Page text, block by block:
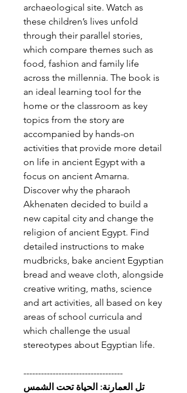
archaeological site. Watch as
these children’s lives unfold
through their parallel stories,
which compare themes such as
food, fashion and family life
across the millennia. The book is
an ideal learning tool for the
home or the classroom as key
topics from the story are
accompanied by hands-on
activities that provide more detail
on life in ancient Egypt with a
focus on ancient Amarna.
Discover why the pharaoh
Akhenaten decided to build a
new capital city and change the
religion of ancient Egypt. Find
detailed instructions to make
mudbricks, bake ancient Egyptian
bread and weave cloth, alongside
creative writing, maths, science
and art activities, all based on key
areas of school curricula and
which challenge the usual
stereotypes about Egyptian life.
----------------------------------
تل العمارنة: الحياة تحت الشمس